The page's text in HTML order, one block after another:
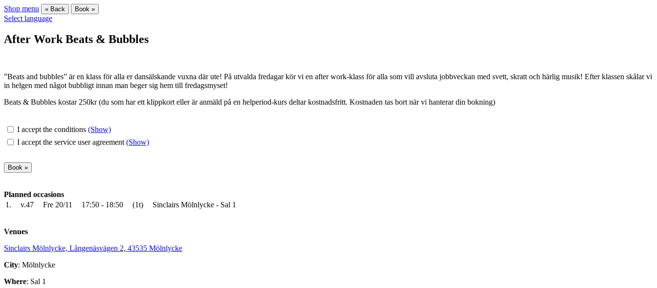
Shop menu « Back Book »
Select language
After Work Beats & Bubbles
”Beats and bubbles” är en klass för alla er dansälskande vuxna där ute! På utvalda fredagar kör vi en after work-klass för alla som vill avsluta jobbveckan med svett, skratt och härlig musik! Efter klassen skålar vi
in helgen med något bubbligt innan man beger sig hem till fredagsmyset!
Beats & Bubbles kostar 250kr (du som har ett klippkort eller är anmäld på en helperiod-kurs deltar kostnadsfritt. Kostnaden tas bort när vi hanterar din bokning)
I accept the conditions (Show)
I accept the service user agreement (Show)
Planned occasions
1.
v.47 Fre 20/11 17:50 - 18:50 (1t) Sinclairs Mölnlycke - Sal 1
Venues
Sinclairs Mölnlycke, Långenäsvägen 2, 43535 Mölnlycke
City: Mölnlycke
Where: Sal 1